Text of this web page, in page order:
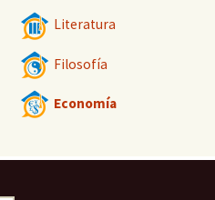
Literatura
Filosofía
Economía